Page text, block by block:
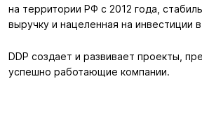
на территории РФ с 2012 года,
выручку и нацеленная на инвестиции
DDP создает и развивает проекты,
успешно работающие компании.